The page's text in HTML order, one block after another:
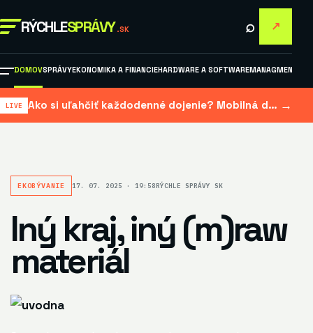
RÝCHLESPRÁVY .SK ⌕ ↗
DOMOVSPRÁVYEKONOMIKA A FINANCIEHARDWARE A SOFTWAREMANAGMENT A
Ako si uľahčiť každodenné dojenie? Mobilná dojačka šetrí čas aj námahu →
EKOBÝVANIE 17. 07. 2025 · 19:58RÝCHLE SPRÁVY SK
Iný kraj, iný (m)raw
materiál